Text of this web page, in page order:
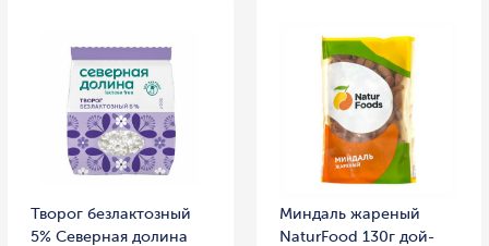
Творог безлактозный
5% Северная долина
Миндаль жареный
NaturFood 130г дой-